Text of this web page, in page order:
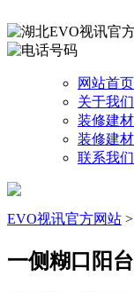
网站首页
关于我们
装修建
装修建
联系我们
EVO视讯官方网站 >
一侧糊口阳